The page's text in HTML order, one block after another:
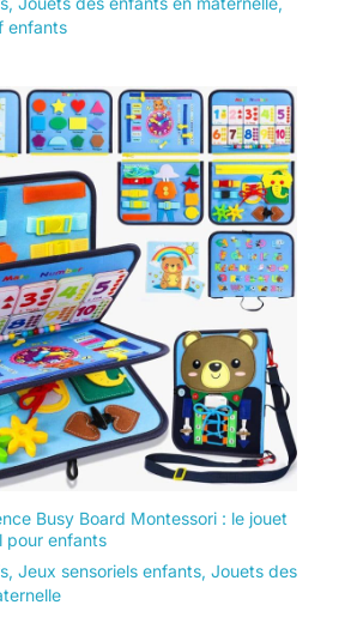
enfants
Busy Board Montessori : le jouet
pour enfants
, Jeux sensoriels enfants, Jouets des